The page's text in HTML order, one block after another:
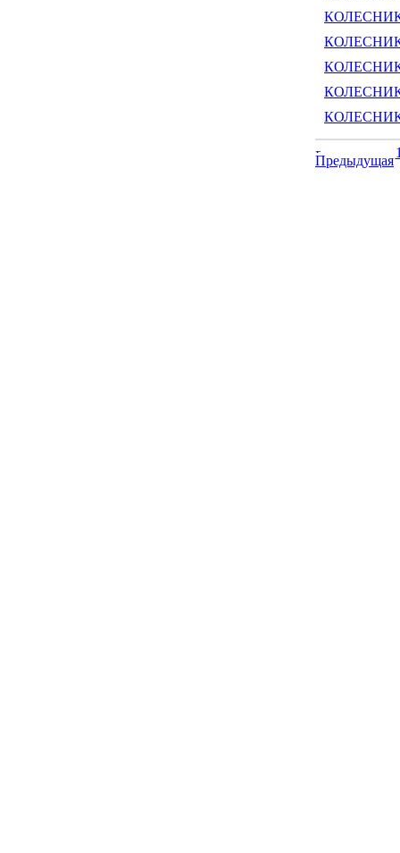
Предыдущая